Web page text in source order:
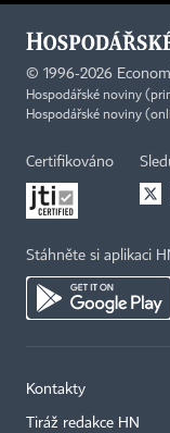
© 1996-2026
Hospodářské noviny
Hospodářské noviny
Certifikováno
Stáhněte si aplikaci
Kontakty
Tiráž redakce HN